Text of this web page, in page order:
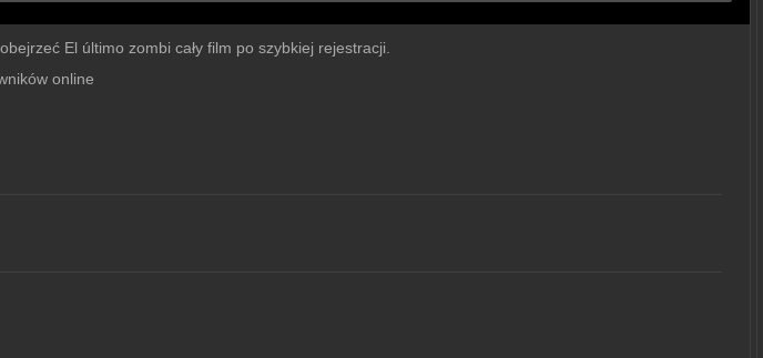
El último zombi cały film po szybkiej rejestracji.
online